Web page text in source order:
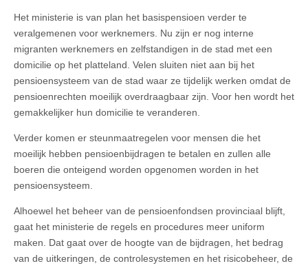
Het ministerie is van plan het basispensioen verder te
veralgemenen voor werknemers. Nu zijn er nog interne
migranten werknemers en zelfstandigen in de stad met een
domicilie op het platteland. Velen sluiten niet aan bij het
pensioensysteem van de stad waar ze tijdelijk werken omdat de
pensioenrechten moeilijk overdraagbaar zijn. Voor hen wordt het
gemakkelijker hun domicilie te veranderen.
Verder komen er steunmaatregelen voor mensen die het
moeilijk hebben pensioenbijdragen te betalen en zullen alle
boeren die onteigend worden opgenomen worden in het
pensioensysteem.
Alhoewel het beheer van de pensioenfondsen provinciaal blijft,
gaat het ministerie de regels en procedures meer uniform
maken. Dat gaat over de hoogte van de bijdragen, het bedrag
van de uitkeringen, de controlesystemen en het risicobeheer, de